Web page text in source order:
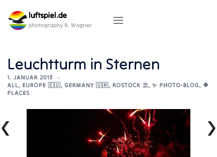
content
luftspiel.de
photography R. Wagner
Leuchtturm in Sternen
1. JANUAR 2013
ALL, EUROPE 🇪🇺, GERMANY 🇺🇳, ROSTOCK ⛱️, ✨ PHOTO-BLOG, 🔶
PLACES